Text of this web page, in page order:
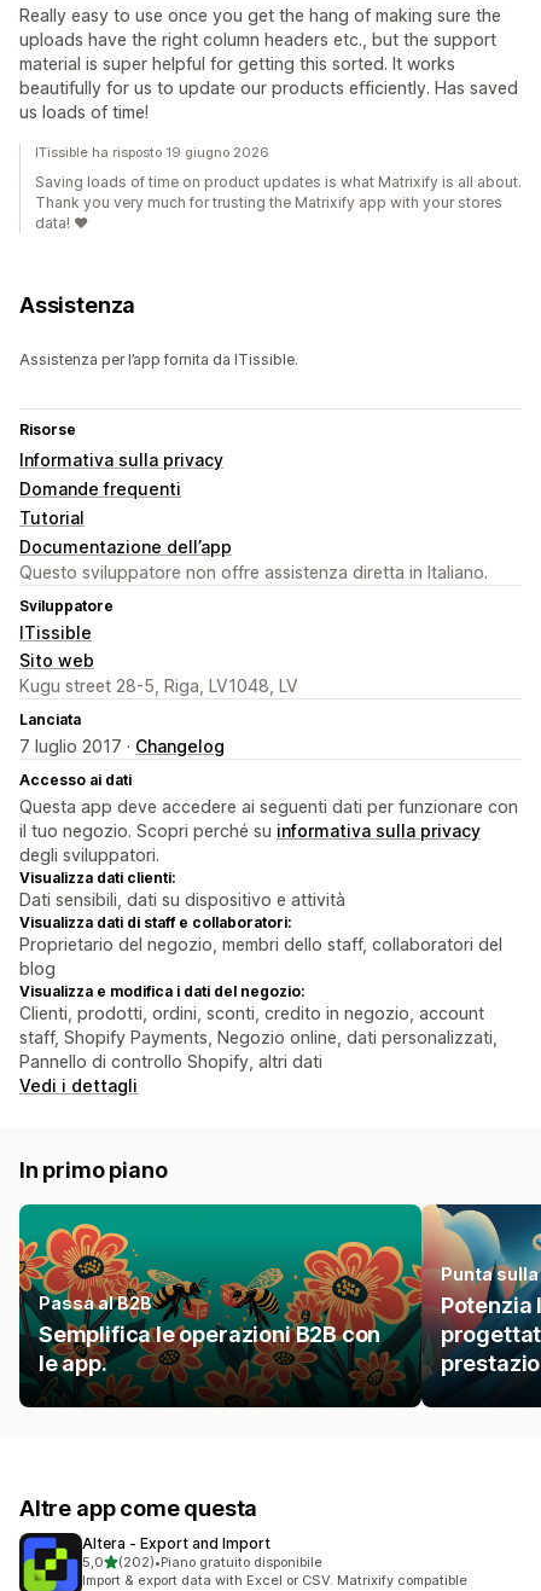
Really easy to use once you get the hang of making sure the
uploads have the right column headers etc., but the support
material is super helpful for getting this sorted. It works
beautifully for us to update our products efficiently. Has saved
us loads of time!
ITissible ha risposto 19 giugno 2026
Saving loads of time on product updates is what Matrixify is all about.
Thank you very much for trusting the Matrixify app with your stores
data! ❤️
Assistenza
Assistenza per l’app fornita da ITissible.
Risorse
Informativa sulla privacy
Domande frequenti
Tutorial
Documentazione dell’app
Questo sviluppatore non offre assistenza diretta in Italiano.
Sviluppatore
ITissible
Sito web
Kugu street 28-5, Riga, LV1048, LV
Lanciata
7 luglio 2017 · Changelog
Accesso ai dati
Questa app deve accedere ai seguenti dati per funzionare con
il tuo negozio. Scopri perché su informativa sulla privacy
degli sviluppatori.
Visualizza dati clienti:
Dati sensibili, dati su dispositivo e attività
Visualizza dati di staff e collaboratori:
Proprietario del negozio, membri dello staff, collaboratori del
blog
Visualizza e modifica i dati del negozio:
Clienti, prodotti, ordini, sconti, credito in negozio, account
staff, Shopify Payments, Negozio online, dati personalizzati,
Pannello di controllo Shopify, altri dati
Vedi i dettagli
In primo piano
Passa al B2B
Semplifica le operazioni B2B con
le app.
Punta
Potenzia
Altre app come questa
Altera ‑ Export and Import
5,0stelle su 5
(202)
202 recensioni totali
•Piano gratuito disponibile
Import & export data with Excel or CSV. Matrixify compatible